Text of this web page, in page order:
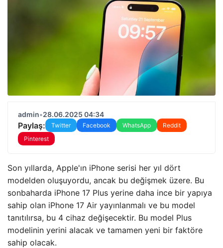
admin•28.06.2025 04:34
Paylaş: Twitter Facebook WhatsApp
Reddit
Pinterest
Son yıllarda, Apple'ın iPhone serisi her yıl dört
modelden oluşuyordu, ancak bu değişmek üzere. Bu
sonbaharda iPhone 17 Plus yerine daha ince bir yapıya
sahip olan iPhone 17 Air yayınlanmalı ve bu model
tanıtılırsa, bu 4 cihaz değişecektir. Bu model Plus
modelinin yerini alacak ve tamamen yeni bir faktöre
sahip olacak.